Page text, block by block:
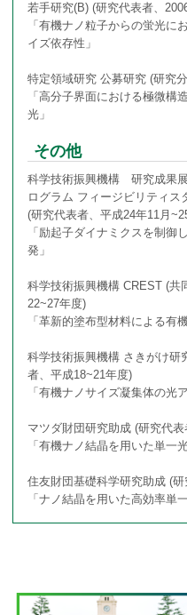
若手研究(B) (研究代表者、
「有機ナノ粒子からの蛍光に
イズ依存性」
特定領域研究 公募研究 (研究
「高分子界面における極微構
光」
その他
科学技術振興機構 研究成果
ログラム フィージビリティ
(研究代表者、平成24年11月
「励起子ダイナミクスを制御
発」
科学技術振興機構 CREST (
22~27年度)
「革新的塗布型材料による有
科学技術振興機構 さきがけ研
者、平成18~21年度)
「有機ナノサイズ凝集体の光
マツダ財団研究助成 (研究代
「有機ナノ結晶を用いた単一
住友財団基礎科学研究助成 (
「ナノ結晶を用いた高効率単